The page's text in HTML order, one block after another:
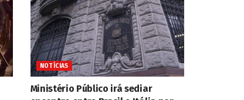
NOTÍCIAS
Ministério Público irá sediar